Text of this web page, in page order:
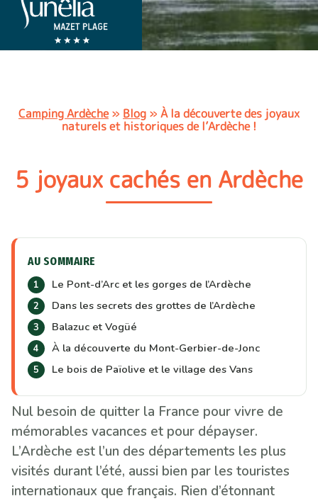
Camping Ardèche» Blog » À la découverte des joyaux
naturels et historiques de l’Ardèche !
5 joyaux cachés en Ardèche
AU SOMMAIRE
Le Pont-d’Arc et les gorges de l’Ardèche
Dans les secrets des grottes de l’Ardèche
Balazuc et Vogüé
À la découverte du Mont-Gerbier-de-Jonc
Le bois de Païolive et le village des Vans
Nul besoin de quitter la France pour vivre de
mémorables vacances et pour dépayser.
L’Ardèche est l’un des départements les plus
visités durant l’été, aussi bien par les touristes
internationaux que français. Rien d’étonnant